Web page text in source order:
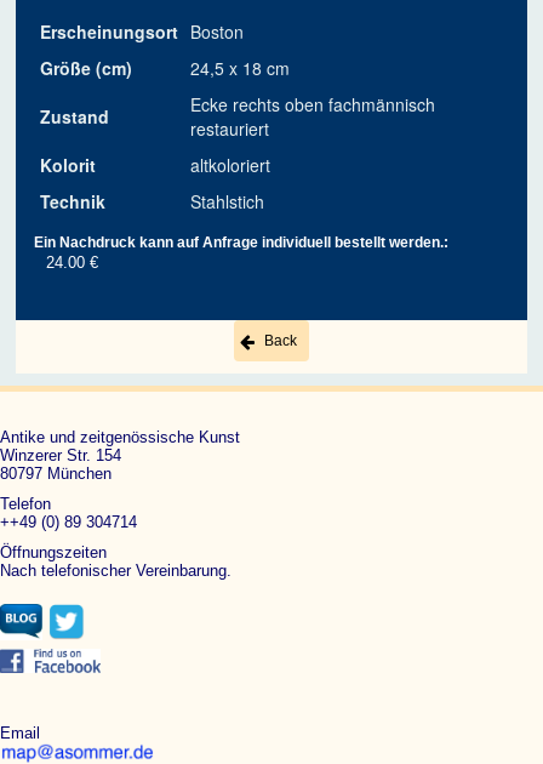
Erscheinungsort Boston
Größe (cm)
24,5 x 18 cm
Zustand
Ecke rechts oben fachmännisch
restauriert
Kolorit
altkoloriert
Technik
Stahlstich
Ein Nachdruck kann auf Anfrage individuell bestellt werden.:
24.00 €
Back
Antike und zeitgenössische Kunst
Winzerer Str. 154
80797 München
Telefon
++49 (0) 89 304714
Öffnungszeiten
Nach telefonischer Vereinbarung.
Email